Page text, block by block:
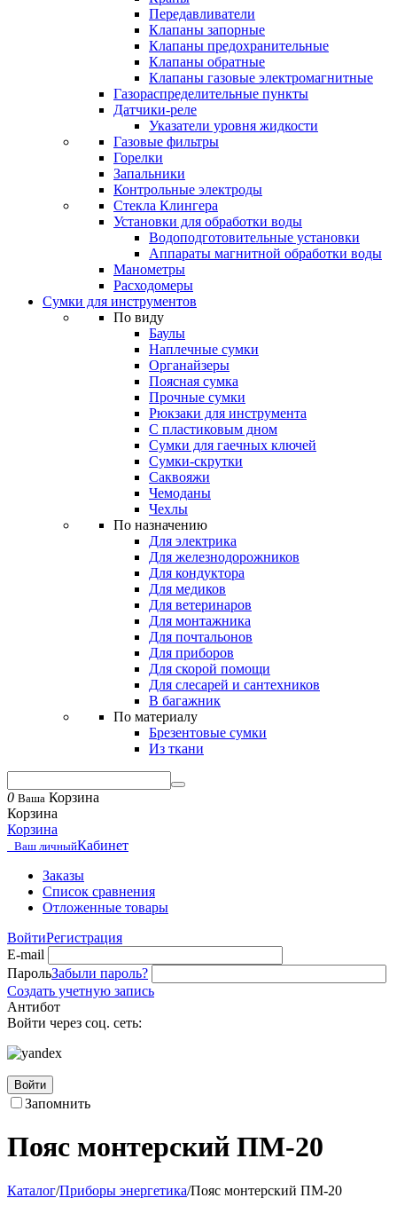
Передавливатели
Клапаны запорные
Клапаны предохранительные
Клапаны обратные
Клапаны газовые электромагнитные
Газораспределительные пункты
Датчики-реле
Указатели уровня жидкости
Газовые фильтры
Горелки
Запальники
Контрольные электроды
Стекла Клингера
Установки для обработки воды
Водоподготовительные установки
Аппараты магнитной обработки воды
Манометры
Расходомеры
Сумки для инструментов
По виду
Баулы
Наплечные сумки
Органайзеры
Поясная сумка
Прочные сумки
Рюкзаки для инструмента
С пластиковым дном
Сумки для гаечных ключей
Сумки-скрутки
Саквояжи
Чемоданы
Чехлы
По назначению
Для электрика
Для железнодорожников
Для кондуктора
Для медиков
Для ветеринаров
Для монтажника
Для почтальонов
Для приборов
Для скорой помощи
Для слесарей и сантехников
В багажник
По материалу
Брезентовые сумки
Из ткани
0 Ваша Корзина
Корзина
Корзина
Ваш личныйКабинет
Заказы
Список сравнения
Отложенные товары
ВойтиРегистрация
E-mail
ПарольЗабыли пароль?
Создать учетную запись
Антибот
Войти через соц. сеть:
Войти
Запомнить
Пояс монтерский ПМ-20
Каталог/Приборы энергетика/Пояс монтерский ПМ-20